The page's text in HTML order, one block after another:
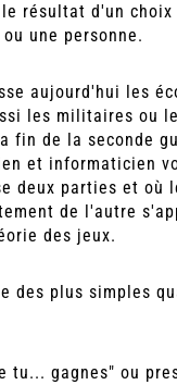
résultat d'un
une personne.
aujourd'hui les
les militaires ou
fin de la seconde
et informaticien
deux parties et où
de l'autre
des jeux.
des plus simples
tu... gagnes" ou